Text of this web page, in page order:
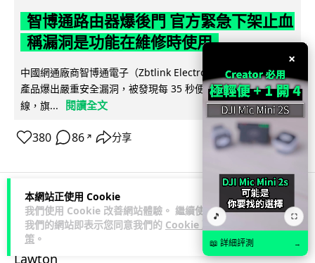
本網站正使用 Cookie
我們使用 Cookie 改善網站體驗。 繼續使用
我們的網站即表示您同意我們的 Cookie 政
策 。
智博通路由器爆後門 官方緊急下架止血
稱漏洞是功能在維修時使用
中國網通廠商智博通電子（Zbtlink Electronics）旗下的路由器
產品爆出嚴重安全漏洞，被發現每 35 秒便會與中國伺服器連
線，旗...
閱讀全文
380 86 ↗ 分享
科技娛樂 生活娛樂 城中熱話
Lawton
×
🎵 ⛶
📖 詳細評測 →